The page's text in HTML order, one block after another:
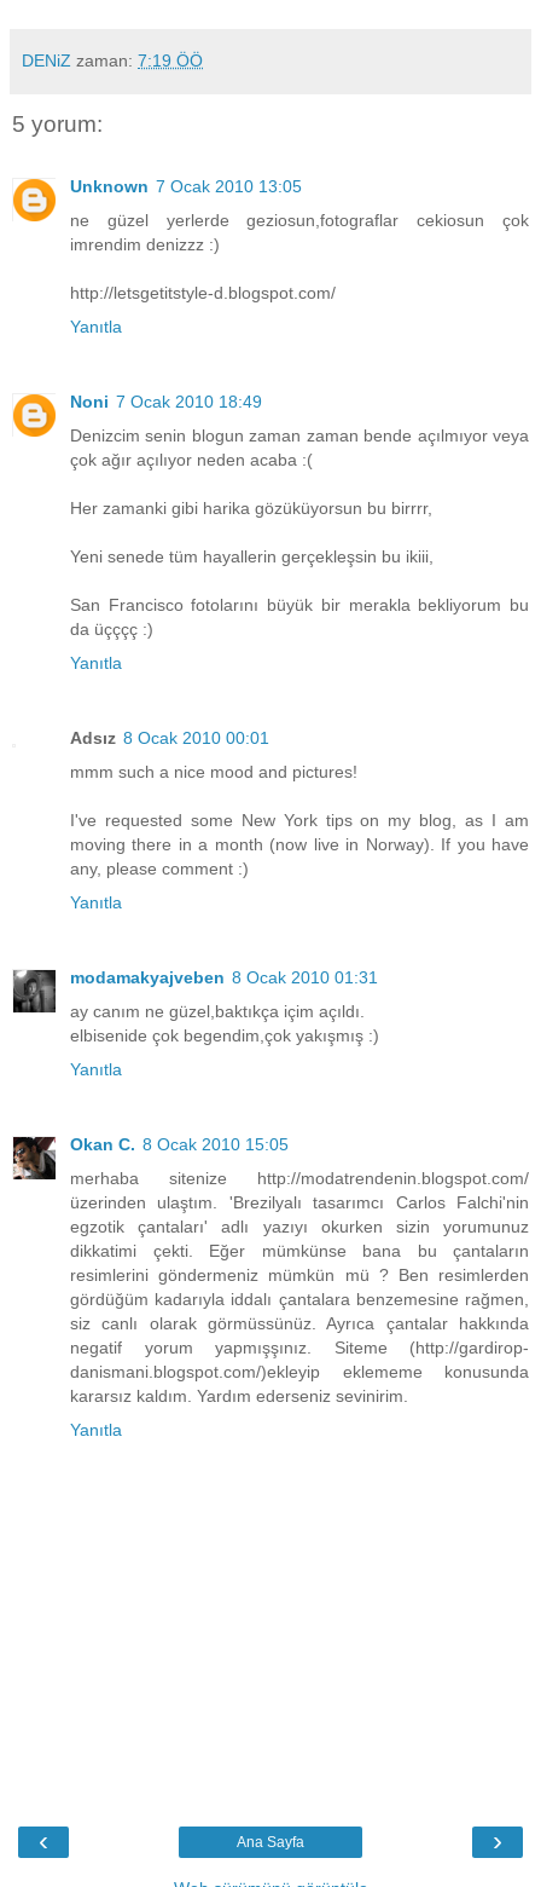
DENiZ zaman: 7:19 ÖÖ
5 yorum:
Unknown 7 Ocak 2010 13:05
ne güzel yerlerde geziosun,fotograflar cekiosun çok
imrendim denizzz :)
http://letsgetitstyle-d.blogspot.com/
Yanıtla
Noni 7 Ocak 2010 18:49
Denizcim senin blogun zaman zaman bende açılmıyor veya
çok ağır açılıyor neden acaba :(
Her zamanki gibi harika gözüküyorsun bu birrrr,
Yeni senede tüm hayallerin gerçekleşsin bu ikiii,
San Francisco fotolarını büyük bir merakla bekliyorum bu
da üçççç :)
Yanıtla
Adsız 8 Ocak 2010 00:01
mmm such a nice mood and pictures!
I've requested some New York tips on my blog, as I am
moving there in a month (now live in Norway). If you have
any, please comment :)
Yanıtla
modamakyajveben 8 Ocak 2010 01:31
ay canım ne güzel,baktıkça içim açıldı.
elbisenide çok begendim,çok yakışmış :)
Yanıtla
Okan C. 8 Ocak 2010 15:05
merhaba sitenize http://modatrendenin.blogspot.com/
üzerinden ulaştım. 'Brezilyalı tasarımcı Carlos Falchi'nin
egzotik çantaları' adlı yazıyı okurken sizin yorumunuz
dikkatimi çekti. Eğer mümkünse bana bu çantaların
resimlerini göndermeniz mümkün mü ? Ben resimlerden
gördüğüm kadarıyla iddalı çantalara benzemesine rağmen,
siz canlı olarak görmüssünüz. Ayrıca çantalar hakkında
negatif yorum yapmışşınız. Siteme (http://gardirop-
danismani.blogspot.com/)ekleyip eklememe konusunda
kararsız kaldım. Yardım ederseniz sevinirim.
Yanıtla
‹ ›
Ana Sayfa